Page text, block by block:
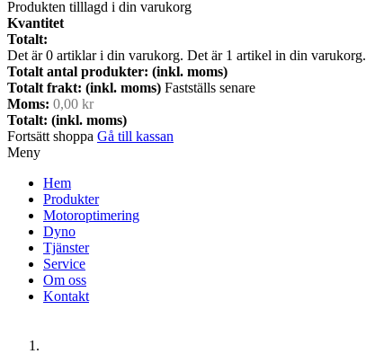
Produkten tilllagd i din varukorg
Kvantitet
Totalt:
Det är0 artiklar i din varukorg. Det är 1 artikel in din varukorg.
Totalt antal produkter: (inkl. moms)
Totalt frakt: (inkl. moms) Fastställs senare
Moms: 0,00 kr
Totalt: (inkl. moms)
Fortsätt shoppa Gå till kassan
Meny
Hem
Produkter
Motoroptimering
Dyno
Tjänster
Service
Om oss
Kontakt